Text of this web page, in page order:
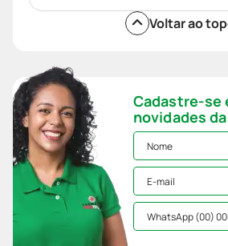
Voltar ao
Cadastre-se
novidades da